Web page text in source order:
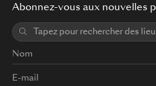
Abonnez-vous aux nouvelles